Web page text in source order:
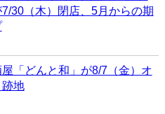
30（木）閉店、5月からの期
「どんと和」が8/7（金）オ
地